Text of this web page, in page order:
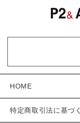
HOME
特定商取引法に基づ